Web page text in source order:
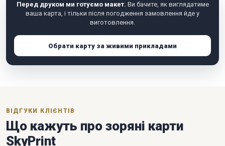
Перед друком ми готуємо макет. Ви бачите, як виглядатиме
ваша карта, і тільки після погодження замовлення йде у
виготовлення.
Обрати карту за живими прикладами
ВІДГУКИ КЛІЄНТІВ
Що кажуть про зоряні карти
SkyPrint